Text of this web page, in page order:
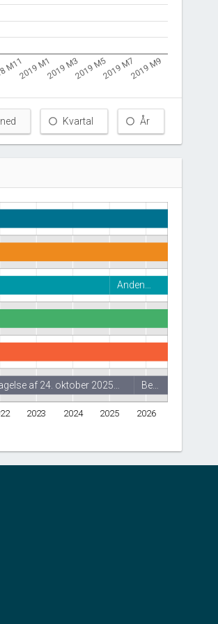
M112019 M12019 M32019 M52019 M72019 M9
Kvartal År
2023 2024 2025 2026
Anden…
af 24. oktober 2025… Be…